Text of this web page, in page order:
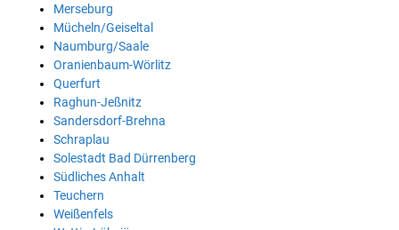
Merseburg
Mücheln/Geiseltal
Naumburg/Saale
Oranienbaum-Wörlitz
Querfurt
Raghun-Jeßnitz
Sandersdorf-Brehna
Schraplau
Solestadt Bad Dürrenberg
Südliches Anhalt
Teuchern
Weißenfels